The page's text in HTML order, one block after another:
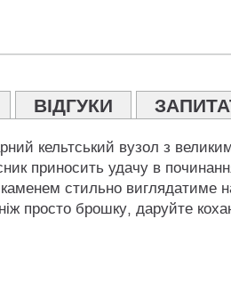
ВІДГУКИ
кельтський вузол з
приносить удачу в
стильно виглядатиме
просто брошку, даруйте